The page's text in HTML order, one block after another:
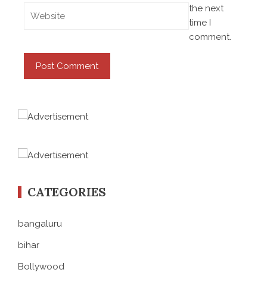
the next
time I
comment.
CATEGORIES
bangaluru
bihar
Bollywood